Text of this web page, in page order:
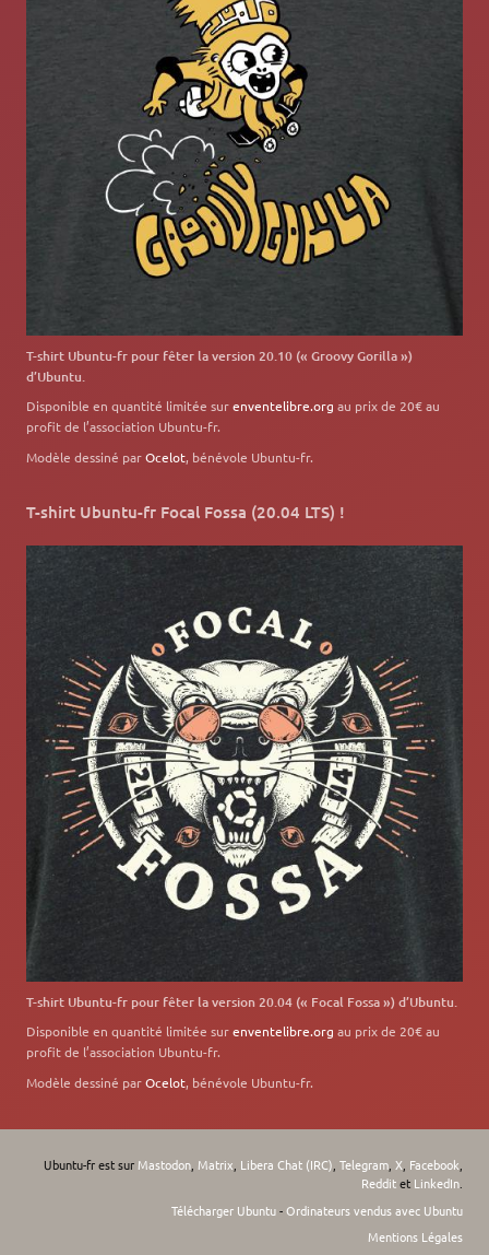
T-shirt Ubuntu-fr pour fêter la version 20.10 (« Groovy Gorilla »)
d’Ubuntu.
Disponible en quantité limitée surenventelibre.org au prix de 20€ au
profit de l’association Ubuntu-fr.
Modèle dessiné parOcelot, bénévole Ubuntu-fr.
T-shirt Ubuntu-fr Focal Fossa (20.04 LTS) !
T-shirt Ubuntu-fr pour fêter la version 20.04 (« Focal Fossa ») d’Ubuntu.
Disponible en quantité limitée surenventelibre.org au prix de 20€ au
profit de l’association Ubuntu-fr.
Modèle dessiné parOcelot, bénévole Ubuntu-fr.
Ubuntu-fr est sur Mastodon, Matrix Libera Chat (IRC) Telegram, X Facebook
Redditet LinkedIn.
Télécharger Ubuntu-Ordinateurs vendus avec Ubuntu
Mentions Légales